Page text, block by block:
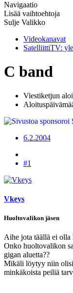
Navigaatio
Lisää vaihtoehtoja
Sulje Valikko
Videokanavat
SatelliittiTV:
C band
Viestiketjun
6.2.2004
#1
Vkeys
Huoltovalikon jäsen
Aihe jota täällä ei olla
Onko huoltovalikon
gigan aluetta??
Mikäli löytyy niin olisi
minkäkoista peiliä